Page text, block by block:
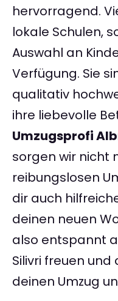
hervorragend.
lokale Schulen,
Auswahl an
Verfügung. Sie
qualitativ
ihre liebevolle
Umzugsprofi
sorgen wir nicht
reibungslosen
dir auch
deinen neuen
also entspannt
Silivri freuen
deinen Umzug